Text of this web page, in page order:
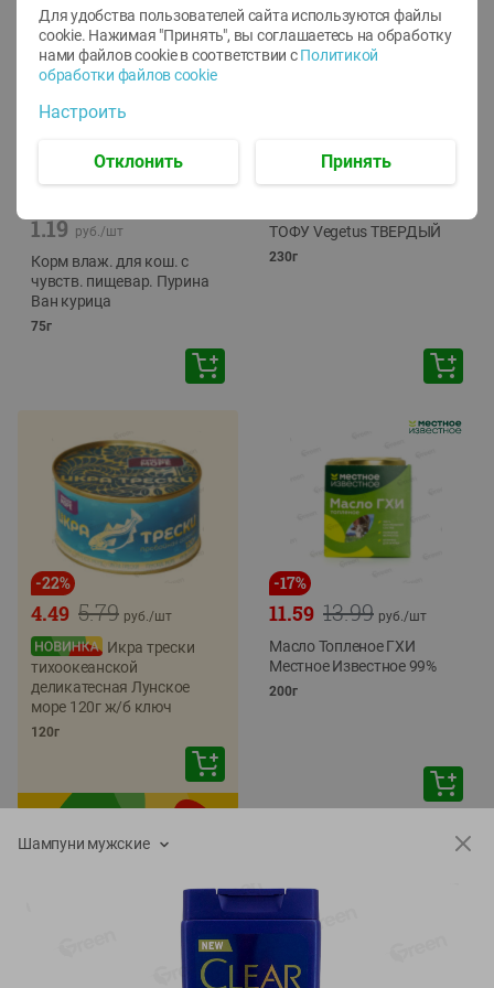
1.19 руб./шт
Корм влаж. для кош. с
чувств. пищевар. Пурина
Ван курица
75г
ТОФУ Vegetus ТВЕРДЫЙ
230г
-22%
5.79
4.49 руб./шт
Икра трески
тихоокеанской
деликатесная Лунское
море 120г ж/б ключ
120г
-17%
13.99
11.59 руб./шт
Масло Топленое ГХИ
Местное Известное 99%
200г
Шампуни мужские
Для удобства пользователей сайта используются файлы
cookie. Нажимая "Принять", вы соглашаетесь на обработку
нами файлов cookie в соответствии с Политикой
обработки файлов cookie
Настроить
Отклонить Принять